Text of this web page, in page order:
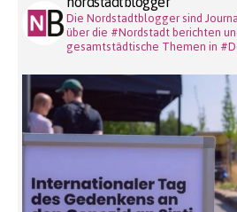
Die Nordstadtblogger sind
über die #Nordstadt berichten
gesamtstädtische Themen in